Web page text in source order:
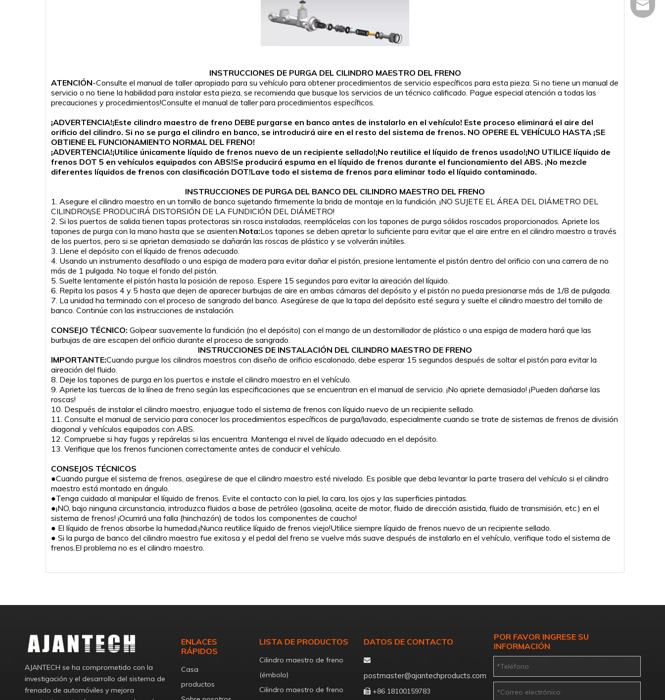
INSTRUCCIONES DE PURGA DEL CILINDRO MAESTRO DEL FRENO
ATENCIÓN-Consulte el manual de taller apropiado para su vehículo para obtener procedimientos de servicio específicos para esta pieza. Si no tiene un manual de
servicio o no tiene la habilidad para instalar esta pieza, se recomienda que busque los servicios de un técnico calificado. Pague especial atención a todas las
precauciones y procedimientos!Consulte el manual de taller para procedimientos específicos.
¡ADVERTENCIA!¡Este cilindro maestro de freno DEBE purgarse en banco antes de instalarlo en el vehículo! Este proceso eliminará el aire del
orificio del cilindro. Si no se purga el cilindro en banco, se introducirá aire en el resto del sistema de frenos. NO OPERE EL VEHÍCULO HASTA ¡SE
OBTIENE EL FUNCIONAMIENTO NORMAL DEL FRENO!
¡ADVERTENCIA!¡Utilice únicamente líquido de frenos nuevo de un recipiente sellado!¡No reutilice el líquido de frenos usado!¡NO UTILICE líquido de
frenos DOT 5 en vehículos equipados con ABS!Se producirá espuma en el líquido de frenos durante el funcionamiento del ABS. ¡No mezcle
diferentes líquidos de frenos con clasificación DOT!Lave todo el sistema de frenos para eliminar todo el líquido contaminado.
INSTRUCCIONES DE PURGA DEL BANCO DEL CILINDRO MAESTRO DEL FRENO
1. Asegure el cilindro maestro en un tornillo de banco sujetando firmemente la brida de montaje en la fundición. ¡NO SUJETE EL ÁREA DEL DIÁMETRO DEL
CILINDRO!¡SE PRODUCIRÁ DISTORSIÓN DE LA FUNDICIÓN DEL DIÁMETRO!
2. Si los puertos de salida tienen tapas protectoras sin rosca instaladas, reemplácelas con los tapones de purga sólidos roscados proporcionados. Apriete los
tapones de purga con la mano hasta que se asienten.Nota:Los tapones se deben apretar lo suficiente para evitar que el aire entre en el cilindro maestro a través
de los puertos, pero si se aprietan demasiado se dañarán las roscas de plástico y se volverán inútiles.
3. Llene el depósito con el líquido de frenos adecuado.
4. Usando un instrumento desafilado o una espiga de madera para evitar dañar el pistón, presione lentamente el pistón dentro del orificio con una carrera de no
más de 1 pulgada. No toque el fondo del pistón.
5. Suelte lentamente el pistón hasta la posición de reposo. Espere 15 segundos para evitar la aireación del líquido.
6. Repita los pasos 4 y 5 hasta que dejen de aparecer burbujas de aire en ambas cámaras del depósito y el pistón no pueda presionarse más de 1/8 de pulgada.
7. La unidad ha terminado con el proceso de sangrado del banco. Asegúrese de que la tapa del depósito esté segura y suelte el cilindro maestro del tornillo de
banco. Continúe con las instrucciones de instalación.
CONSEJO TÉCNICO: Golpear suavemente la fundición (no el depósito) con el mango de un destornillador de plástico o una espiga de madera hará que las
burbujas de aire escapen del orificio durante el proceso de sangrado.
INSTRUCCIONES DE INSTALACIÓN DEL CILINDRO MAESTRO DE FRENO
IMPORTANTE:Cuando purgue los cilindros maestros con diseño de orificio escalonado, debe esperar 15 segundos después de soltar el pistón para evitar la
aireación del fluido.
8. Deje los tapones de purga en los puertos e instale el cilindro maestro en el vehículo.
9. Apriete las tuercas de la línea de freno según las especificaciones que se encuentran en el manual de servicio. ¡No apriete demasiado! ¡Pueden dañarse las
roscas!
10. Después de instalar el cilindro maestro, enjuague todo el sistema de frenos con líquido nuevo de un recipiente sellado.
11. Consulte el manual de servicio para conocer los procedimientos específicos de purga/lavado, especialmente cuando se trate de sistemas de frenos de división
diagonal y vehículos equipados con ABS.
12. Compruebe si hay fugas y repárelas si las encuentra. Mantenga el nivel de líquido adecuado en el depósito.
13. Verifique que los frenos funcionen correctamente antes de conducir el vehículo.
CONSEJOS TÉCNICOS
●Cuando purgue el sistema de frenos, asegúrese de que el cilindro maestro esté nivelado. Es posible que deba levantar la parte trasera del vehículo si el cilindro
maestro está montado en ángulo.
●Tenga cuidado al manipular el líquido de frenos. Evite el contacto con la piel, la cara, los ojos y las superficies pintadas.
●¡NO, bajo ninguna circunstancia, introduzca fluidos a base de petróleo (gasolina, aceite de motor, fluido de dirección asistida, fluido de transmisión, etc.) en el
sistema de frenos! ¡Ocurrirá una falla (hinchazón) de todos los componentes de caucho!
● El líquido de frenos absorbe la humedad.¡Nunca reutilice líquido de frenos viejo!Utilice siempre líquido de frenos nuevo de un recipiente sellado.
● Si la purga de banco del cilindro maestro fue exitosa y el pedal del freno se vuelve más suave después de instalarlo en el vehículo, verifique todo el sistema de
frenos.El problema no es el cilindro maestro.
AJANTECH se ha comprometido con la
investigación y el desarrollo del sistema de
frenado de automóviles y mejora
ENLACES
RÁPIDOS
Casa
productos
LISTA DE PRODUCTOS
Cilindro maestro de freno
(émbolo)
Cilindro maestro de freno
DATOS DE CONTACTO

postmaster@ajantechproducts.com
+86 18100159783
POR FAVOR INGRESE SU
INFORMACIÓN